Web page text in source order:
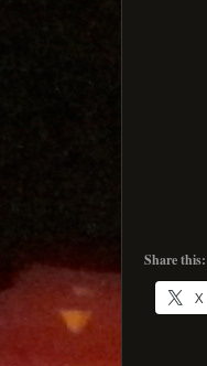
Share this:
X